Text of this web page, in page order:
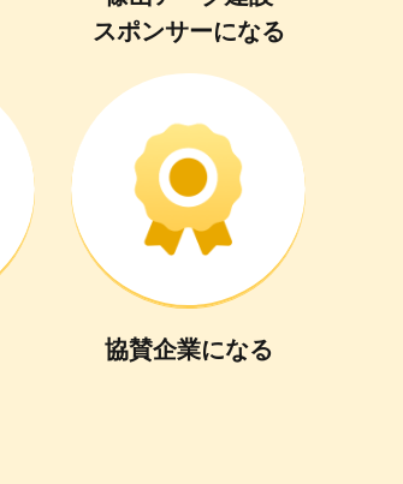
スポンサーになる
協賛企業になる